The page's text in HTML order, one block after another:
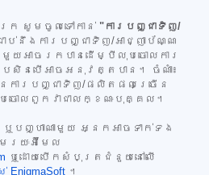
សូមចូលទៅកាន់ "ការបញ្ជាទិញ/
ាប់នឹងការបញ្ជាទិញ/អាជ្ញាប័ណ្ណ
អាចរកបានដើម្បីលុបចោលការ
នបើអាចអនុវត្តបាន។ ចំណាំ៖
ការបញ្ជាទិញ/ផលិតផលច្រើន
លពួកវាជាលក្ខណៈបុគ្គល។
បញ្ហាណាមួយ អ្នកអាចទាក់ទង
មរយៈអ៊ីមែល
ឬដោយបើកសំបុត្រជំនួយនៅលើ
EnigmaSoft ។